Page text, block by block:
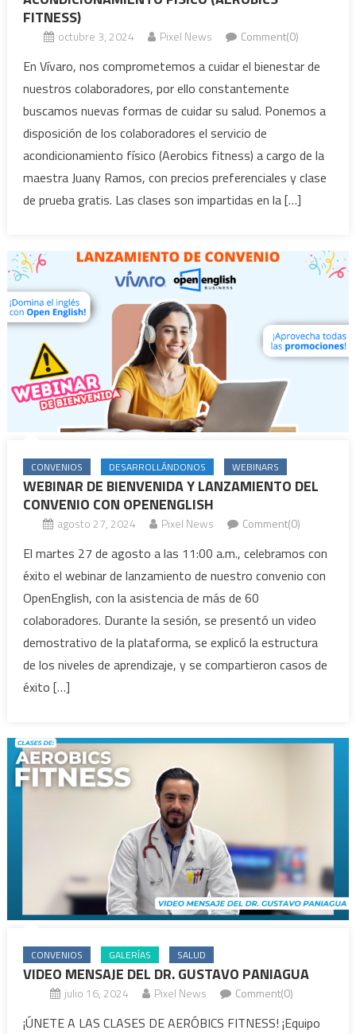
FITNESS)
octubre 3, 2024 Pixel News Comment(0)
En Vívaro, nos comprometemos a cuidar el bienestar de
nuestros colaboradores, por ello constantemente
buscamos nuevas formas de cuidar su salud. Ponemos a
disposición de los colaboradores el servicio de
acondicionamiento físico (Aerobics fitness) a cargo de la
maestra Juany Ramos, con precios preferenciales y clase
de prueba gratis. Las clases son impartidas en la […]
CONVENIOS DESARROLLÁNDONOS WEBINARS
WEBINAR DE BIENVENIDA Y LANZAMIENTO DEL
CONVENIO CON OPENENGLISH
agosto 27, 2024 Pixel News Comment(0)
El martes 27 de agosto a las 11:00 a.m., celebramos con
éxito el webinar de lanzamiento de nuestro convenio con
OpenEnglish, con la asistencia de más de 60
colaboradores. Durante la sesión, se presentó un video
demostrativo de la plataforma, se explicó la estructura
de los niveles de aprendizaje, y se compartieron casos de
éxito […]
CONVENIOS GALERÍAS SALUD
VIDEO MENSAJE DEL DR. GUSTAVO PANIAGUA
julio 16, 2024 Pixel News Comment(0)
¡ÚNETE A LAS CLASES DE AERÓBICS FITNESS! ¡Equipo